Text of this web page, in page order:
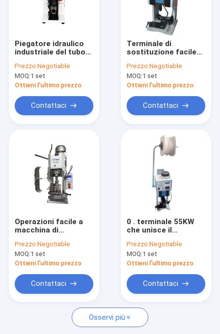
prodotti
Chi siamo
Contattaci
Macchina di piegatura del terminale
Macchina di piegatura di saldatura
Macchina di taglio e di spogliatura del cavo
Macchina dell'alimentatore del cavo
Piegatore idraulico
industriale del tubo
macchina di
piegatura idraulica
30T
Prezzo:Negotiable
MOQ:1 set
Ottieni l'ultimo prezzo
Contattaci
Terminale di
sostituzione facile
di frequenza variabile
a macchina
Prezzo:Negotiable
MOQ:1 set
Ottieni l'ultimo prezzo
Contattaci
Operazioni facile a
macchina di
600 * 300 * 600MM di
grande capacità
Prezzo:Negotiable
MOQ:1 set
Ottieni l'ultimo prezzo
Contattaci
0 . terminale 55KW
che unisce il
del computer/CC una
garanzia da 1 anno
Prezzo:Negotiable
MOQ:1 set
Ottieni l'ultimo prezzo
Contattaci
Osservi più